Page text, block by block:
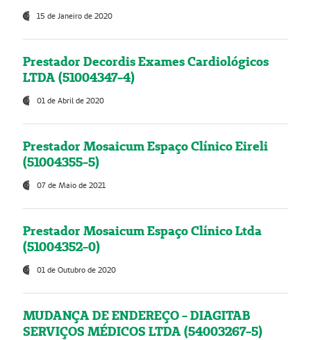
15 de Janeiro de 2020
Prestador Decordis Exames Cardiológicos
LTDA (51004347-4)
01 de Abril de 2020
Prestador Mosaicum Espaço Clínico Eireli
(51004355-5)
07 de Maio de 2021
Prestador Mosaicum Espaço Clínico Ltda
(51004352-0)
01 de Outubro de 2020
MUDANÇA DE ENDEREÇO - DIAGITAB
SERVIÇOS MÉDICOS LTDA (54003267-5)